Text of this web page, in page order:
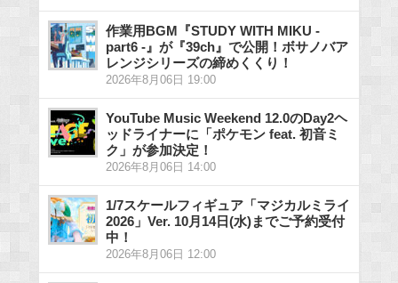
作業用BGM『STUDY WITH MIKU -
part6 -』が『39ch』で公開！ボサノバア
レンジシリーズの締めくくり！
2026年8月06日 19:00
YouTube Music Weekend 12.0のDay2ヘ
ッドライナーに「ポケモン feat. 初音ミ
ク」が参加決定！
2026年8月06日 14:00
1/7スケールフィギュア「マジカルミライ
2026」Ver. 10月14日(水)までご予約受付
中！
2026年8月06日 12:00